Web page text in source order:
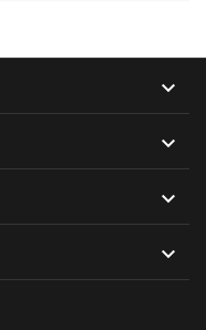



